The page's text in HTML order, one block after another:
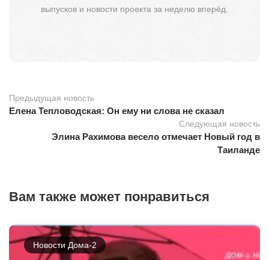
выпусков и новости проекта за неделю вперёд.
Предыдущая новость
Елена Тепловодская: Он ему ни слова не сказал
Следующая новость
Элина Рахимова весело отмечает Новый год в
Таиланде
Вам также может понравиться
Новости Дома-2